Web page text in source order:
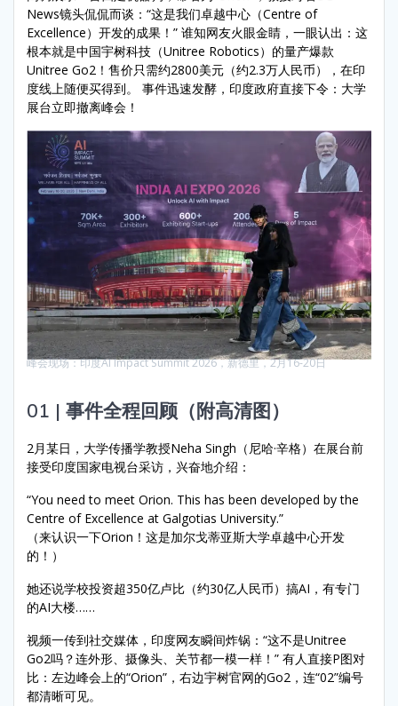
News镜头侃侃而谈：“这是我们卓越中心（Centre of
Excellence）开发的成果！” 谁知网友火眼金睛，一眼认出：这
根本就是中国宇树科技（Unitree Robotics）的量产爆款
Unitree Go2！售价只需约2800美元（约2.3万人民币），在印
度线上随便买得到。 事件迅速发酵，印度政府直接下令：大学
展台立即撤离峰会！
峰会现场：印度AI Impact Summit 2026，新德里，2月16-20日
01 | 事件全程回顾（附高清图）
2月某日，大学传播学教授Neha Singh（尼哈·辛格）在展台前
接受印度国家电视台采访，兴奋地介绍：
“You need to meet Orion. This has been developed by the
Centre of Excellence at Galgotias University.”
（来认识一下Orion！这是加尔戈蒂亚斯大学卓越中心开发
的！）
她还说学校投资超350亿卢比（约30亿人民币）搞AI，有专门
的AI大楼……
视频一传到社交媒体，印度网友瞬间炸锅：“这不是Unitree
Go2吗？连外形、摄像头、关节都一模一样！” 有人直接P图对
比：左边峰会上的“Orion”，右边宇树官网的Go2，连“02”编号
都清晰可见。